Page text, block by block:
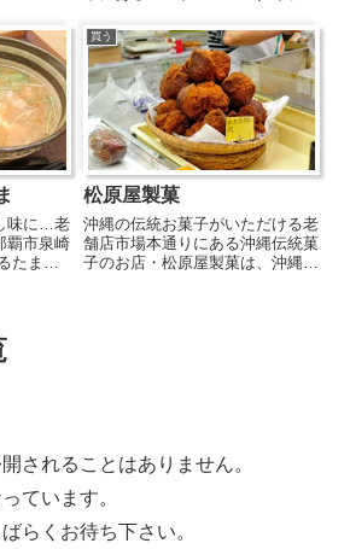
島唄ラ
お店。
は1日3...
コンセプトに、沖縄観光の拠点に
するのにもってこいのアクセスの
良さと充実の設備が人気です。各
フロアごとに「和モダン」や
「オ...
味に…老
覇市泉崎
たま』
に、
めし”...
買う
松原屋製菓
沖縄の伝統お菓子がいただける老
舗店市場本通りにある沖縄伝統菓
子のお店・松原屋製菓は、沖縄で
されることはありません。
ています。
らくお待ち下さい。